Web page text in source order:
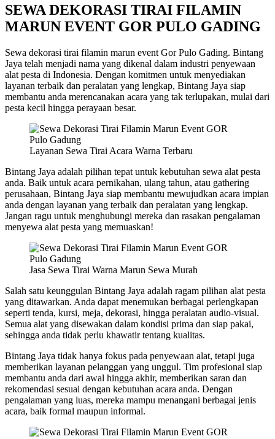
SEWA DEKORASI TIRAI FILAMIN
MARUN EVENT GOR PULO GADING
Sewa dekorasi tirai filamin marun event Gor Pulo Gading. Bintang
Jaya telah menjadi nama yang dikenal dalam industri penyewaan
alat pesta di Indonesia. Dengan komitmen untuk menyediakan
layanan terbaik dan peralatan yang lengkap, Bintang Jaya siap
membantu anda merencanakan acara yang tak terlupakan, mulai dari
pesta kecil hingga perayaan besar.
Layanan Sewa Tirai Acara Warna Terbaru
Bintang Jaya adalah pilihan tepat untuk kebutuhan sewa alat pesta
anda. Baik untuk acara pernikahan, ulang tahun, atau gathering
perusahaan, Bintang Jaya siap membantu mewujudkan acara impian
anda dengan layanan yang terbaik dan peralatan yang lengkap.
Jangan ragu untuk menghubungi mereka dan rasakan pengalaman
menyewa alat pesta yang memuaskan!
Jasa Sewa Tirai Warna Marun Sewa Murah
Salah satu keunggulan Bintang Jaya adalah ragam pilihan alat pesta
yang ditawarkan. Anda dapat menemukan berbagai perlengkapan
seperti tenda, kursi, meja, dekorasi, hingga peralatan audio-visual.
Semua alat yang disewakan dalam kondisi prima dan siap pakai,
sehingga anda tidak perlu khawatir tentang kualitas.
Bintang Jaya tidak hanya fokus pada penyewaan alat, tetapi juga
memberikan layanan pelanggan yang unggul. Tim profesional siap
membantu anda dari awal hingga akhir, memberikan saran dan
rekomendasi sesuai dengan kebutuhan acara anda. Dengan
pengalaman yang luas, mereka mampu menangani berbagai jenis
acara, baik formal maupun informal.